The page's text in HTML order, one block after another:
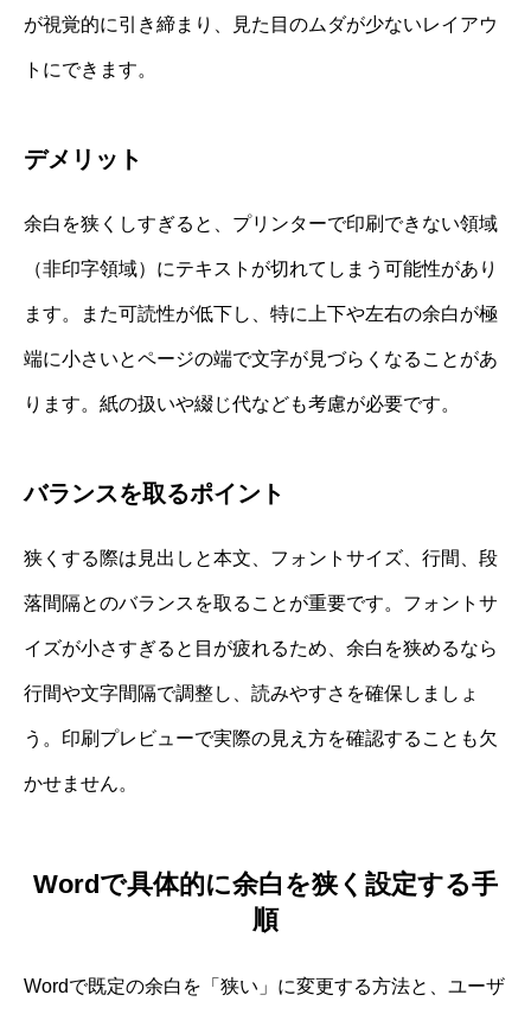
が視覚的に引き締まり、見た目のムダが少ないレイアウ
トにできます。
デメリット
余白を狭くしすぎると、プリンターで印刷できない領域
（非印字領域）にテキストが切れてしまう可能性があり
ます。また可読性が低下し、特に上下や左右の余白が極
端に小さいとページの端で文字が見づらくなることがあ
ります。紙の扱いや綴じ代なども考慮が必要です。
バランスを取るポイント
狭くする際は見出しと本文、フォントサイズ、行間、段
落間隔とのバランスを取ることが重要です。フォントサ
イズが小さすぎると目が疲れるため、余白を狭めるなら
行間や文字間隔で調整し、読みやすさを確保しましょ
う。印刷プレビューで実際の見え方を確認することも欠
かせません。
Wordで具体的に余白を狭く設定する手
順
Wordで既定の余白を「狭い」に変更する方法と、ユーザ